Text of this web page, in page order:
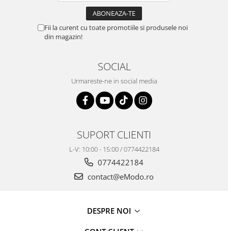
Fii la curent cu toate promotiile si produsele noi
din magazin!
SOCIAL
Urmareste-ne in social media
SUPORT CLIENTI
L-V: 10:00 - 15:00 / 0774422184
0774422184
contact@eModo.ro
DESPRE NOI